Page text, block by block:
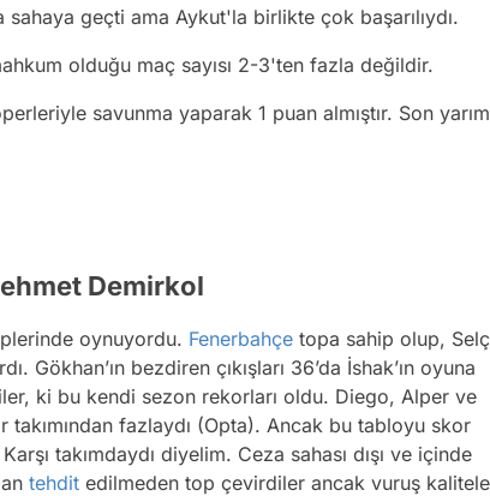
geçti ama Aykut'la birlikte çok başarılıydı.
olduğu maç sayısı 2-3'ten fazla değildir.
savunma yaparak 1 puan almıştır. Son yarım
Demirkol
oynuyordu. Fenerbahçe topa sahip olup,
Gökhan’ın bezdiren çıkışları 36’da İshak’ın oyuna
ki bu kendi sezon rekorları oldu. Diego, Alper ve
takımından fazlaydı (Opta). Ancak bu tabloyu skor
takımdaydı diyelim. Ceza sahası dışı ve içinde
tehdit edilmeden top çevirdiler ancak vuruş